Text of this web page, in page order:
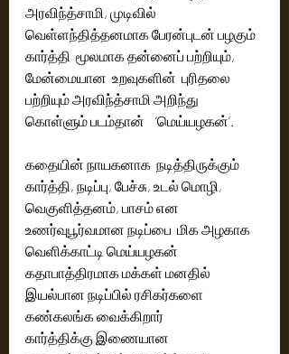
அரவிந்த்சாமி, முடிவில்
வெள்ளந்தித்தனமாக பேரன்புடன் பழகும்
கார்த்தி  மூலமாக தன்னைப் பற்றியும்,
மேன்மையான  உறவுகளின்  புரிதலை
பற்றியும் அரவிந்த்சாமி அறிந்து
கொள்ளும் படம்தான்    ‘மெய்யழகன்’.
கதையின் நாயகனாக  நடித்திருக்கும்
கார்த்தி, நடிப்பு, பேச்சு, உடல் மொழி,
வெகுளித்தனம், பாசம் என
உணர்வுபூர்வமான நடிப்பை  மிக அழகாக
வெளிக்காட்டி மெய்யழகன்
கதாபாத்திரமாக மக்கள் மனதில்
இயல்பான நடிப்பில் ரசிகர்களை
கண்கலங்க வைக்கிறார்
கார்த்திக்கு இணையான